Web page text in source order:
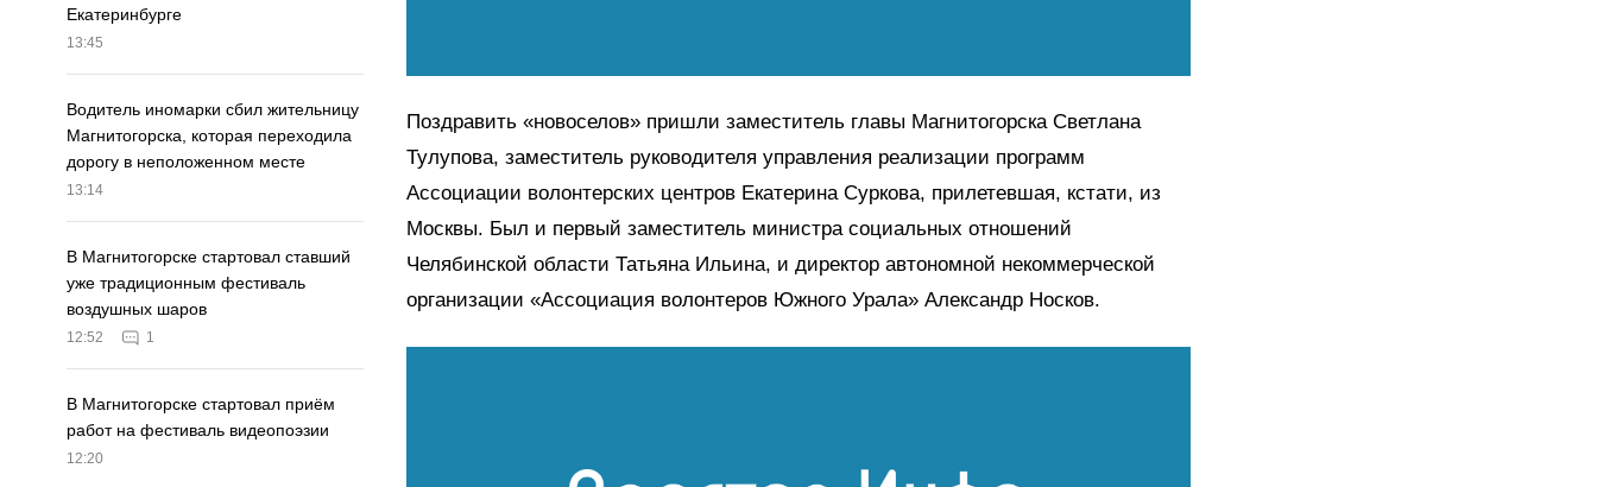
Екатеринбурге
13:45
Водитель иномарки сбил жительницу
Магнитогорска, которая переходила
дорогу в неположенном месте
13:14
В Магнитогорске стартовал ставший
уже традиционным фестиваль
воздушных шаров
12:52 1
В Магнитогорске стартовал приём
работ на фестиваль видеопоэзии
12:20
Поздравить «новоселов» пришли заместитель главы Магнитогорска Светлана
Тулупова, заместитель руководителя управления реализации программ
Ассоциации волонтерских центров Екатерина Суркова, прилетевшая, кстати, из
Москвы. Был и первый заместитель министра социальных отношений
Челябинской области Татьяна Ильина, и директор автономной некоммерческой
организации «Ассоциация волонтеров Южного Урала» Александр Носков.